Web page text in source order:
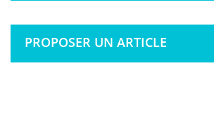
PROPOSER UN ARTICLE